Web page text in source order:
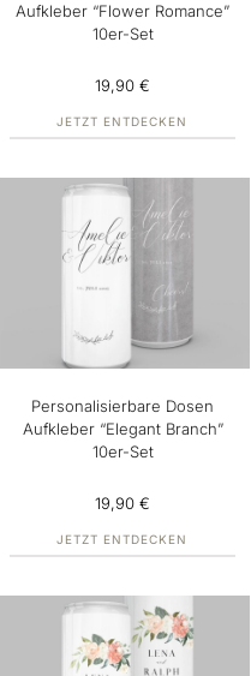
Aufkleber “Flower Romance”
10er-Set
19,90 €
JETZT ENTDECKEN
Personalisierbare Dosen
Aufkleber “Elegant Branch”
10er-Set
19,90 €
JETZT ENTDECKEN